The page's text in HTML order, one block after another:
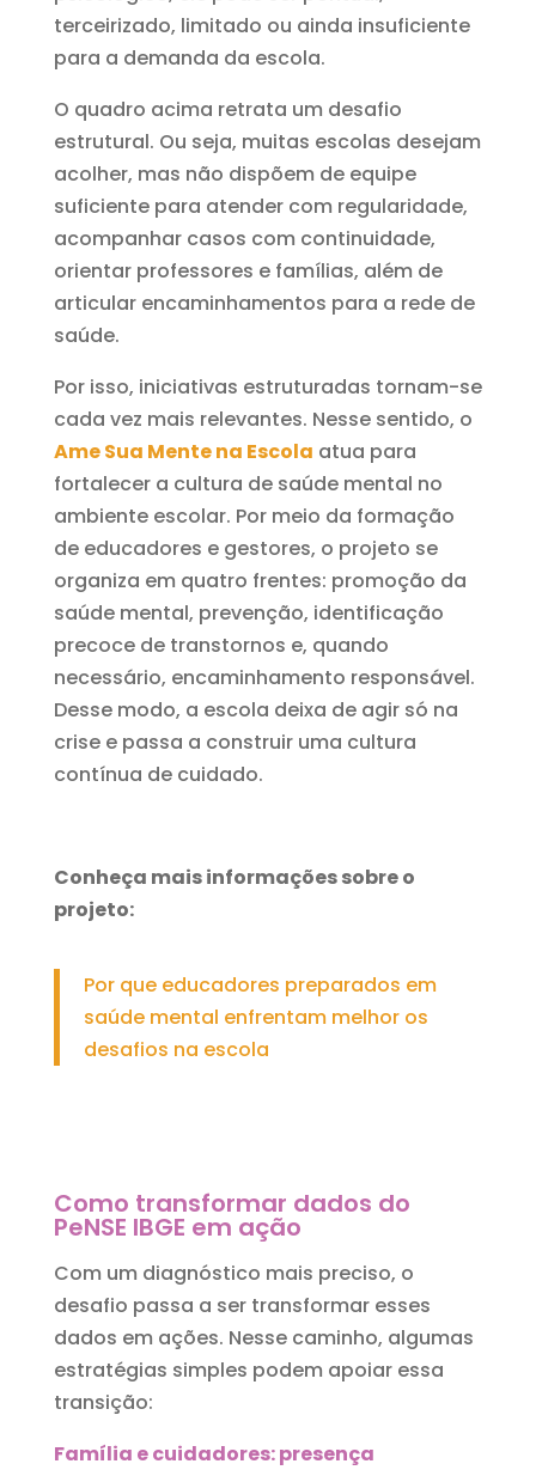
terceirizado, limitado ou ainda insuficiente
para a demanda da escola.
O quadro acima retrata um desafio
estrutural. Ou seja, muitas escolas desejam
acolher, mas não dispõem de equipe
suficiente para atender com regularidade,
acompanhar casos com continuidade,
orientar professores e famílias, além de
articular encaminhamentos para a rede de
saúde.
Por isso, iniciativas estruturadas tornam-se
cada vez mais relevantes. Nesse sentido, o
Ame Sua Mente na Escola atua para
fortalecer a cultura de saúde mental no
ambiente escolar. Por meio da formação
de educadores e gestores, o projeto se
organiza em quatro frentes: promoção da
saúde mental, prevenção, identificação
precoce de transtornos e, quando
necessário, encaminhamento responsável.
Desse modo, a escola deixa de agir só na
crise e passa a construir uma cultura
contínua de cuidado.
Conheça mais informações sobre o
projeto:
Por que educadores preparados em
saúde mental enfrentam melhor os
desafios na escola
Como transformar dados do
PeNSE IBGE em ação
Com um diagnóstico mais preciso, o
desafio passa a ser transformar esses
dados em ações. Nesse caminho, algumas
estratégias simples podem apoiar essa
transição:
Família ecuidadores: presença